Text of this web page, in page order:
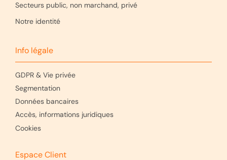
Secteurs public, non marchand, privé
Notre identité
Info légale
GDPR & Vie privée
Segmentation
Données bancaires
Accès, informations juridiques
Cookies
Espace Client